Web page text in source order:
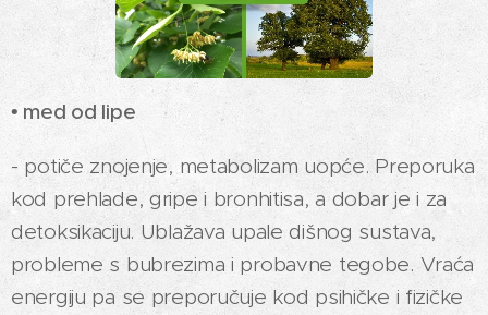
• med od lipe
- potiče znojenje, metabolizam uopće. Preporuka
kod prehlade, gripe i bronhitisa, a dobar je i za
detoksikaciju. Ublažava upale dišnog sustava,
probleme s bubrezima i probavne tegobe. Vraća
energiju pa se preporučuje kod psihičke i fizičke